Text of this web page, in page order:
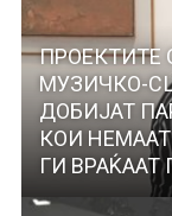
ПРОЕКТИТЕ
МУЗИЧКО-
ДОБИЈАТ
КОИ
ГИ ВРАЌААТ